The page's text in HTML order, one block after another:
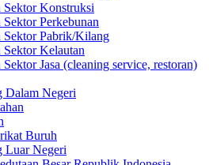
Sektor Konstruksi
Perkebunan
Sektor Pabrik/Kilang
Kelautan
Jasa (cleaning service, restoran)
Dalam Negeri
Buruh
Luar Negeri